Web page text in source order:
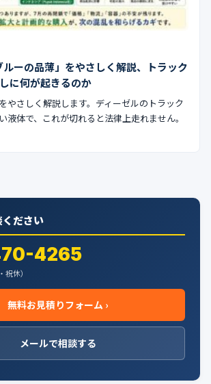
🇰🇷🇹🇼🇻🇳
ルーの品薄」をやさしく解説、トラック
に何が起きるのか
やさしく解説します。ディーゼルのトラック
液体で、これが切れると法律上走れません。
ださい
4265
休）
無料お見積りフォーム ›
メールで相談する